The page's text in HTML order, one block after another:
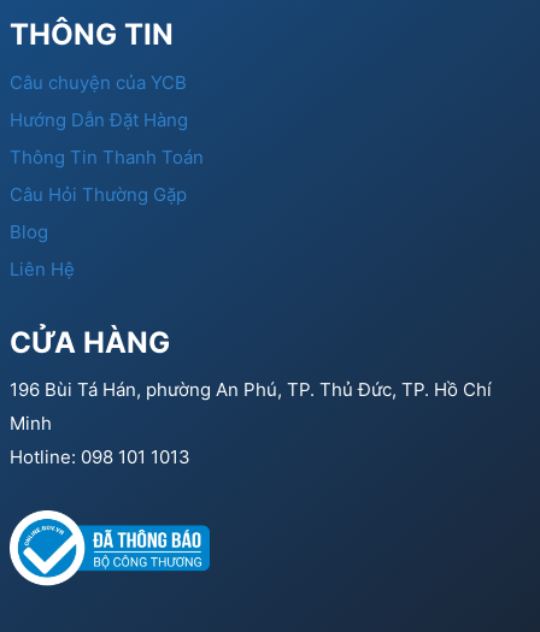
THÔNG TIN
Câu chuyện của YCB
Hướng Dẫn Đặt Hàng
Thông Tin Thanh Toán
Câu Hỏi Thường Gặp
Blog
Liên Hệ
CỬA HÀNG
196 Bùi Tá Hán, phường An Phú, TP. Thủ Đức, TP. Hồ Chí
Minh
Hotline: 098 101 1013